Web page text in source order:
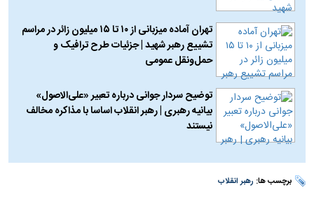
تهران آماده میزبانی از ۱۰ تا ۱۵ میلیون زائر در مراسم
تشییع رهبر شهید | جزئیات طرح ترافیک و
حمل‌ونقل عمومی
توضیح سردار جوانی درباره تعبیر «علی‌الاصول»
بیانیه رهبری | رهبر انقلاب اساسا با مذاکره مخالف
نیستند
برچسب ها: رهبر انقلاب